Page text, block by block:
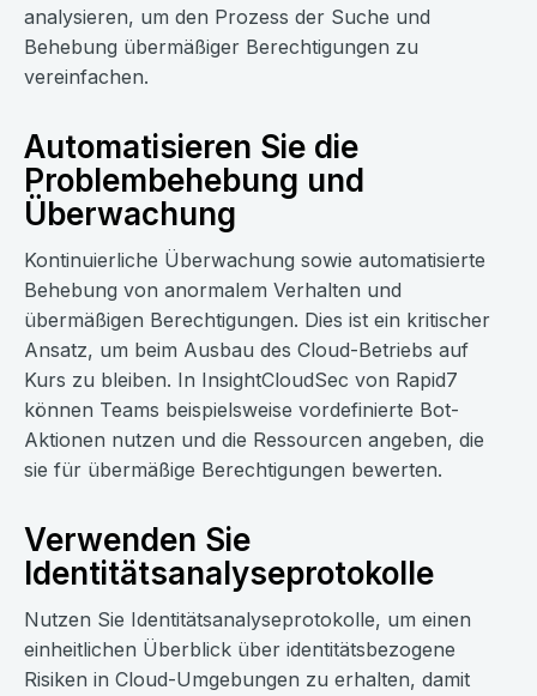
analysieren, um den Prozess der Suche und
Behebung übermäßiger Berechtigungen zu
vereinfachen.
Automatisieren Sie die
Problembehebung und
Überwachung
Kontinuierliche Überwachung sowie automatisierte
Behebung von anormalem Verhalten und
übermäßigen Berechtigungen. Dies ist ein kritischer
Ansatz, um beim Ausbau des Cloud-Betriebs auf
Kurs zu bleiben. In InsightCloudSec von Rapid7
können Teams beispielsweise vordefinierte Bot-
Aktionen nutzen und die Ressourcen angeben, die
sie für übermäßige Berechtigungen bewerten.
Verwenden Sie
Identitätsanalyseprotokolle
Nutzen Sie Identitätsanalyseprotokolle, um einen
einheitlichen Überblick über identitätsbezogene
Risiken in Cloud-Umgebungen zu erhalten, damit